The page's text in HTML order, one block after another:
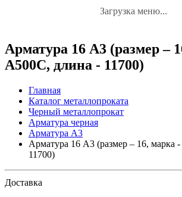
Загрузка меню...
Арматура 16 А3 (размер –
А500С, длина - 11700)
Главная
Каталог металлопроката
Черный металлопрокат
Арматура черная
Арматура А3
Арматура 16 А3 (размер – 16, марка
11700)
Доставка